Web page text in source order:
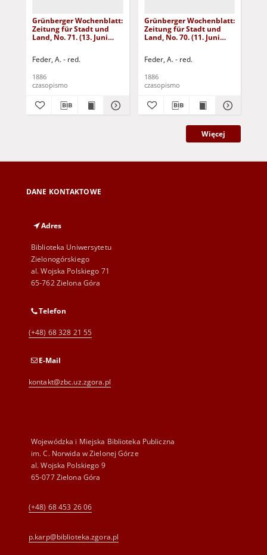
Grünberger Wochenblatt:
Zeitung für Stadt und
Land, No. 71. (13. Juni
Feder, A. - red.
1886
czasopismo
Grünberger Wochenblatt:
Zeitung für Stadt und
Land, No. 70. (11. Juni
Feder, A. - red.
1886
czasopismo
Więcej
DANE KONTAKTOWE
Adres
Biblioteka Uniwersytetu
Zielonogórskiego
al. Wojska Polskiego 71
65-762 Zielona Góra
Telefon
(+48) 68 328 21 55
E-Mail
kontakt@zbc.uz.zgora.pl
Wojewódzka i Miejska Biblioteka Publiczna
im. C. Norwida w Zielonej Górze
al. Wojska Polskiego 9
65-077 Zielona Góra
(+48) 68 453 26 06
p.karp@biblioteka.zgora.pl